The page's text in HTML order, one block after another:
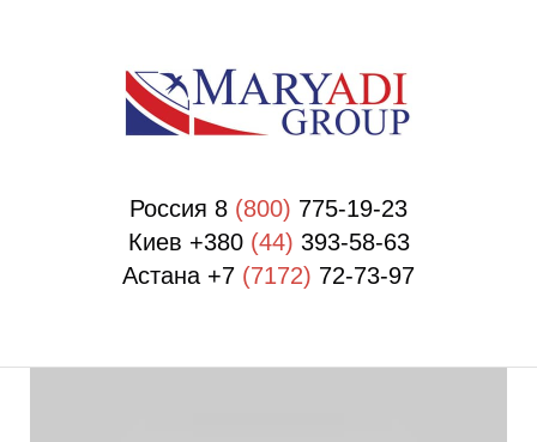
Россия 8 (800) 775-19-23
Киев +380 (44) 393-58-63
Астана +7 (7172) 72-73-97